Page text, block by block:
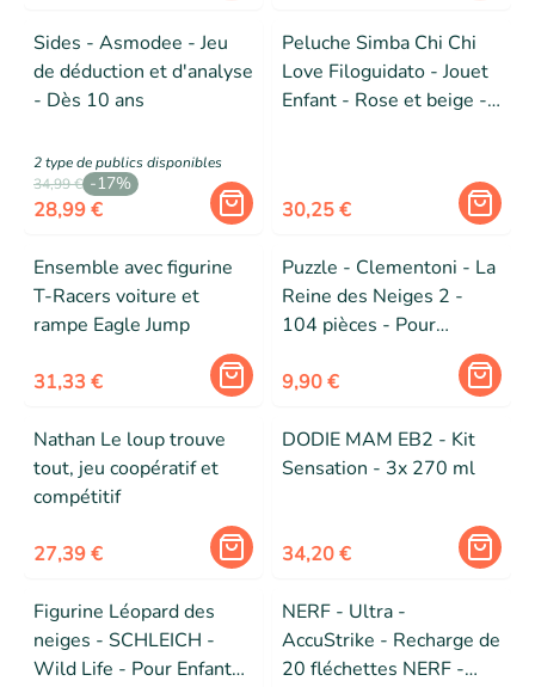
Sides - Asmodee - Jeu
de déduction et d'analyse
- Dès 10 ans
2type de publics disponibles
34,99 € -17%
28,99 €
Peluche Simba Chi Chi
Love Filoguidato - Jouet
Enfant - Rose et beige -
30,25 €
Ensemble avec figurine
T-Racers voiture et
rampe Eagle Jump
31,33 €
Puzzle - Clementoni - La
Reine des Neiges 2 -
104 pièces - Pour
enfants de 6 ans et plus
9,90 €
Nathan Le loup trouve
tout, jeu coopératif et
compétitif
27,39 €
DODIE MAM EB2 - Kit
Sensation - 3x 270 ml
34,20 €
Figurine Léopard des
neiges - SCHLEICH -
Wild Life - Pour Enfant
NERF - Ultra -
AccuStrike - Recharge de
20 fléchettes NERF -